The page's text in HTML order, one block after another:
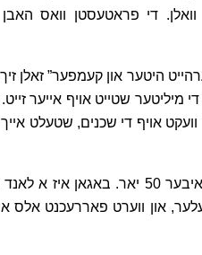
די פראטעסטן וואס
היטער און קעמפער” זאלן
מיליטער שטייט אויף אייער
אויף די שכנים, שטעלט אייך
די באנגא פאמיליע געוועלטיגט שוין אין באגאן
און ווערט פאררעכנט אלס